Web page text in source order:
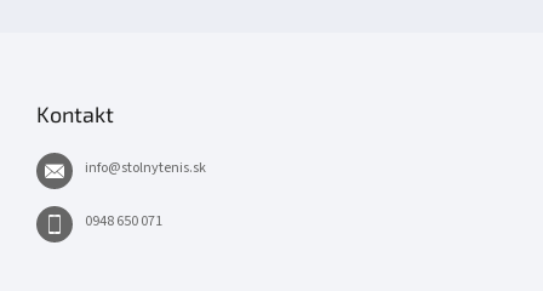
Kontakt
info@stolnytenis.sk
0948 650 071